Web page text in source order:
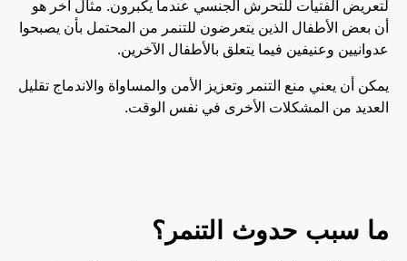
لتعريض الفتيات للتحرش الجنسي عندما يكبرون. مثال آخر هو
أن بعض الأطفال الذين يتعرضون للتنمر من المحتمل بأن يصبحوا
عدوانيين وعنيفين فيما يتعلق بالأطفال الآخرين.
يمكن أن يعني منع التنمر وتعزيز الأمن والمساواة والاندماج تقليل
العديد من المشكلات الأخرى في نفس الوقت.
ما سبب حدوث التنمر؟